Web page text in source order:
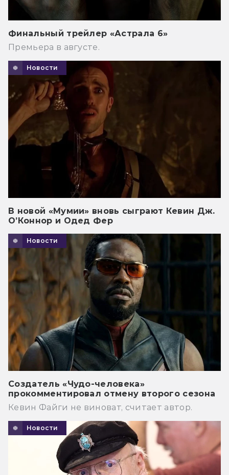
Финальный трейлер «Астрала 6»
Премьера в августе.
Новости
В новой «Мумии» вновь сыграют Кевин Дж.
О’Коннор и Одед Фер
Новости
Создатель «Чудо-человека»
прокомментировал отмену второго сезона
Кевин Файги не виноват, считает автор.
Новости